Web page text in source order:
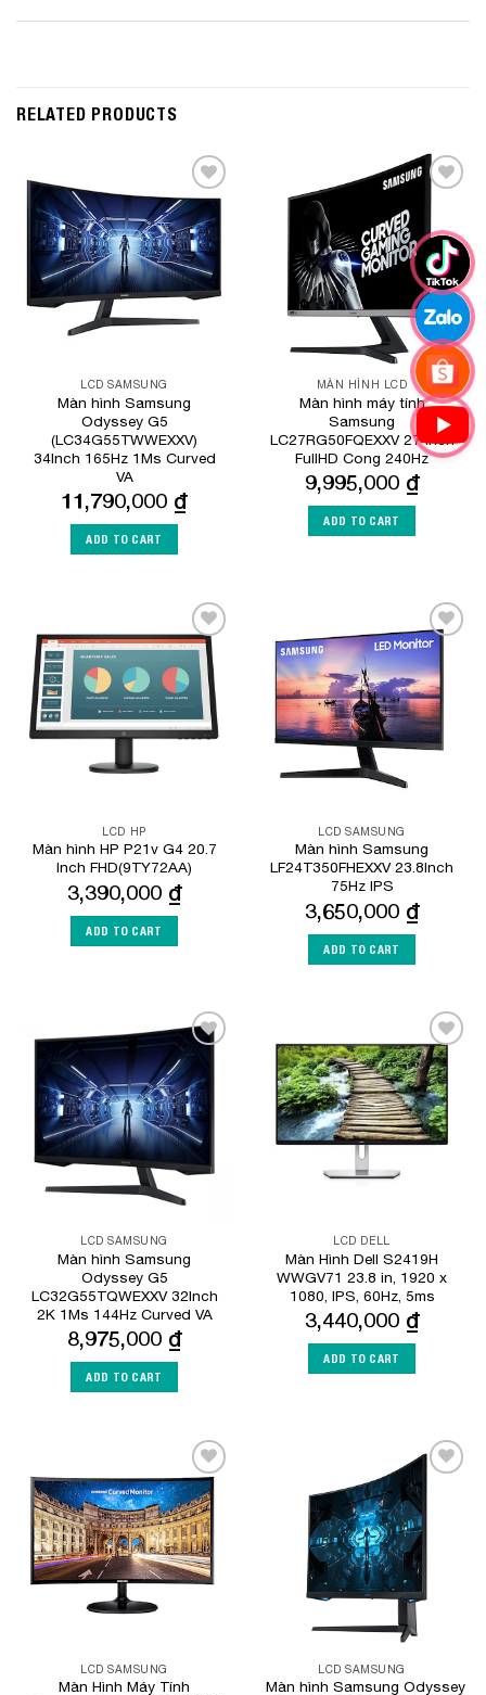
RELATED PRODUCTS
Add to
Wishlist
LCD SAMSUNG
Màn hình Samsung
Odyssey G5
(LC34G55TWWEXXV)
34Inch 165Hz 1Ms Curved
VA
11,790,000 ₫
ADD TO CART
MÀN HÌNH LCD
Màn hình máy tính
Samsung
LC27RG50FQEXXV 27 inch
FullHD Cong 240Hz
9,995,000 ₫
ADD TO CART
Add to
Wishlist
LCD HP
Màn hình HP P21v G4 20.7
Inch FHD(9TY72AA)
3,390,000 ₫
ADD TO CART
Add to
Wishlist
LCD SAMSUNG
Màn hình Samsung
LF24T350FHEXXV 23.8Inch
75Hz IPS
3,650,000 ₫
ADD TO CART
Add to
Wishlist
LCD SAMSUNG
Màn hình Samsung
Odyssey G5
LC32G55TQWEXXV 32Inch
2K 1Ms 144Hz Curved VA
8,975,000 ₫
ADD TO CART
Add to
Wishlist
LCD DELL
Màn Hình Dell S2419H
WWGV71 23.8 in, 1920 x
1080, IPS, 60Hz, 5ms
3,440,000 ₫
ADD TO CART
Add to
Wishlist
LCD SAMSUNG
Màn Hình Máy Tính
Add to
Wishlist
LCD SAMSUNG
Màn hình Samsung Odyssey